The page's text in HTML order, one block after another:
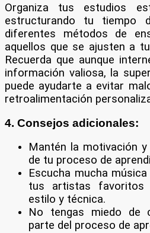
Organiza tus estudios
estructurando tu tiempo
diferentes métodos de
aquellos que se ajusten a
Recuerda que aunque
información valiosa, la
puede ayudarte a evitar
retroalimentación
4. Consejos adicionales:
Mantén la motivación
de tu proceso de
Escucha mucha
tus artistas favoritos
estilo y técnica.
No tengas miedo de
parte del proceso de